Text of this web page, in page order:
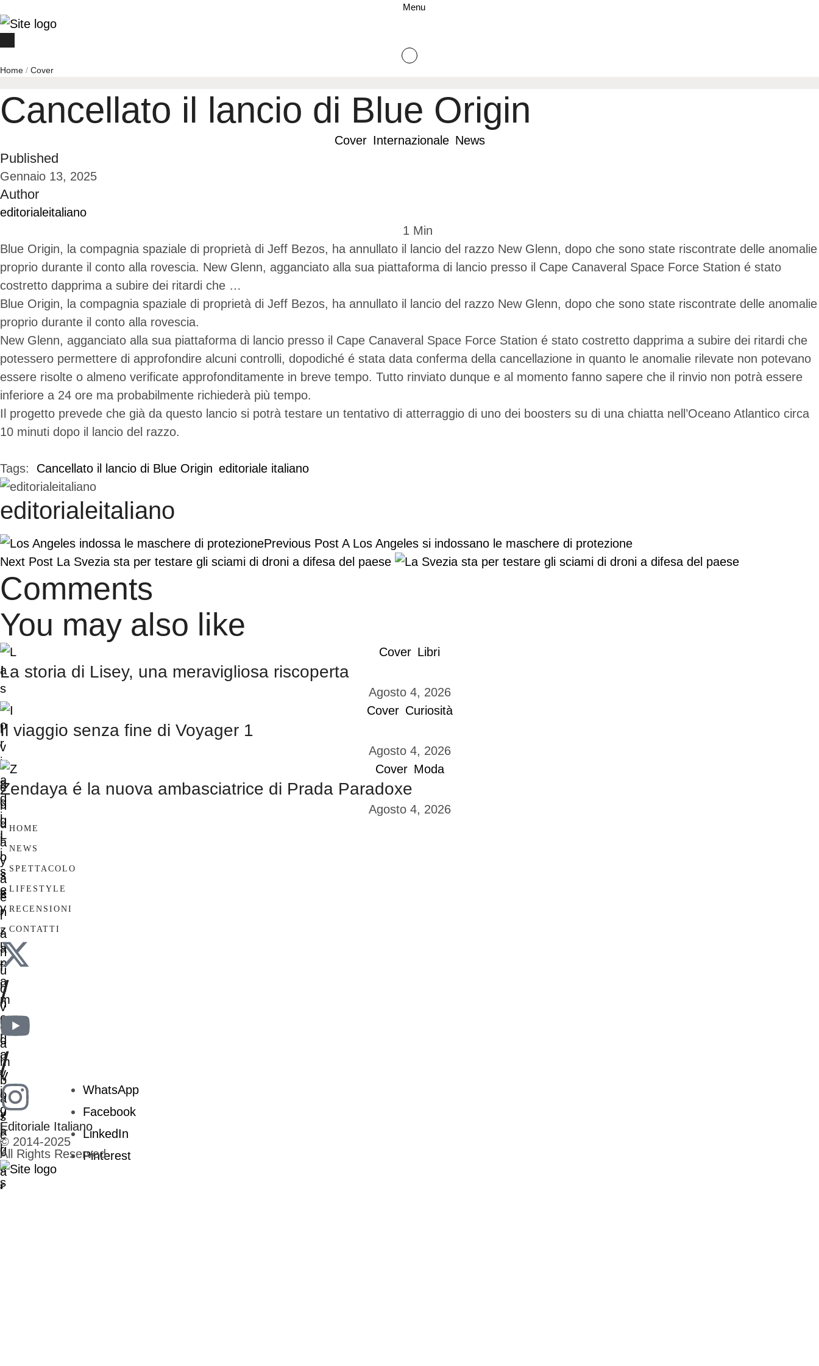
Menu
Home / Cover
Cancellato il lancio di Blue Origin
Cover Internazionale News
Published
Gennaio 13, 2025
Author
editorialeitaliano
1 Min
Blue Origin, la compagnia spaziale di proprietà di Jeff Bezos, ha annullato il lancio del razzo New Glenn, dopo che sono state riscontrate delle anomalie
proprio durante il conto alla rovescia. New Glenn, agganciato alla sua piattaforma di lancio presso il Cape Canaveral Space Force Station é stato
costretto dapprima a subire dei ritardi che …
Blue Origin, la compagnia spaziale di proprietà di Jeff Bezos, ha annullato il lancio del razzo New Glenn, dopo che sono state riscontrate delle anomalie
proprio durante il conto alla rovescia.
New Glenn, agganciato alla sua piattaforma di lancio presso il Cape Canaveral Space Force Station é stato costretto dapprima a subire dei ritardi che
potessero permettere di approfondire alcuni controlli, dopodiché é stata data conferma della cancellazione in quanto le anomalie rilevate non potevano
essere risolte o almeno verificate approfonditamente in breve tempo. Tutto rinviato dunque e al momento fanno sapere che il rinvio non potrà essere
inferiore a 24 ore ma probabilmente richiederà più tempo.
Il progetto prevede che già da questo lancio si potrà testare un tentativo di atterraggio di uno dei boosters su di una chiatta nell’Oceano Atlantico circa
10 minuti dopo il lancio del razzo.
Tags: Cancellato il lancio di Blue Origin editoriale italiano
editorialeitaliano
Previous Post A Los Angeles si indossano le maschere di protezione
Next Post La Svezia sta per testare gli sciami di droni a difesa del paese
Comments
You may also like
Cover Libri
La storia di Lisey, una meravigliosa riscoperta
Agosto 4, 2026
Cover Curiosità
Il viaggio senza fine di Voyager 1
Agosto 4, 2026
Cover Moda
Zendaya é la nuova ambasciatrice di Prada Paradoxe
Agosto 4, 2026
HOME
NEWS
SPETTACOLO
LIFESTYLE
RECENSIONI
CONTATTI
/
/
Editoriale Italiano
© 2014-2025
All Rights Reserved
WhatsApp
Facebook
LinkedIn
Pinterest